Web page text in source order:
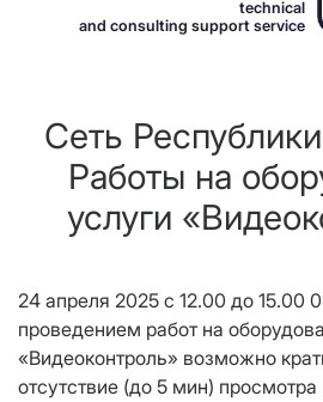
technical
and consulting support service
Сеть
Работы на
услуги
24 апреля 2025 с 12.00 до 15.00
проведением работ на
«Видеоконтроль» возможно
отсутствие (до 5 мин)